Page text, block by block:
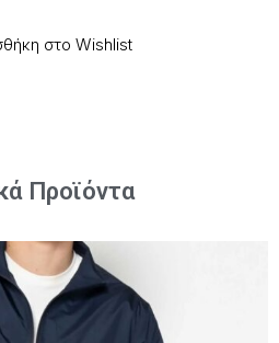
στο Wishlist
Προϊόντα